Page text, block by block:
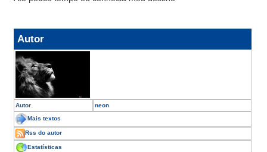
Autor
Autor neon
Mais textos
Rss do autor
Estatísticas